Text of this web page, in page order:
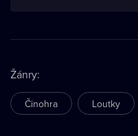
Žánry:
Činohra Loutky